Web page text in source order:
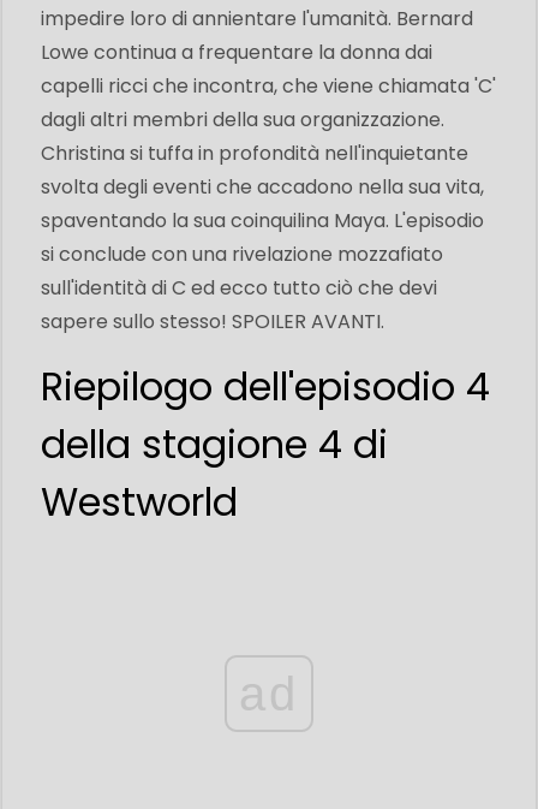
impedire loro di annientare l'umanità. Bernard
Lowe continua a frequentare la donna dai
capelli ricci che incontra, che viene chiamata 'C'
dagli altri membri della sua organizzazione.
Christina si tuffa in profondità nell'inquietante
svolta degli eventi che accadono nella sua vita,
spaventando la sua coinquilina Maya. L'episodio
si conclude con una rivelazione mozzafiato
sull'identità di C ed ecco tutto ciò che devi
sapere sullo stesso! SPOILER AVANTI.
Riepilogo dell'episodio 4
della stagione 4 di
Westworld
ad